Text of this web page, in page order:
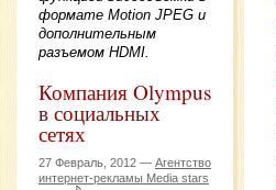
формате Motion JPEG и
дополнительным
разъемом HDMI.
Компания Olympus
в социальных
сетях
27 Февраль, 2012 — Агентство
интернет-рекламы Media stars